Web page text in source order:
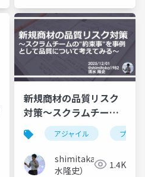
新規商材の品質リスク
対策～スクラムチーム
の”約束事”を事例とし
て品質について考えて
みる～
アジャイル プロジ
shimitaka（清
水隆史）
1.4K